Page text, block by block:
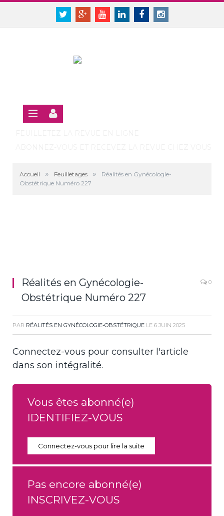
Panneau de gestion des cookies
TwitterGoogle+YoutubeLinkedinFacebookInstagram
SE CONNECTER
Accueil » Feuilletages »
Réalités en Gynécologie-
Obstétrique Numéro 227
Réalités en Gynécologie-
Obstétrique Numéro 227
0
PAR RÉALITÉS EN GYNÉCOLOGIE-OBSTÉTRIQUE LE 6 JUIN 2025
Connectez-vous pour consulter l'article
dans son intégralité.
Vous êtes abonné(e)
IDENTIFIEZ-VOUS
Connectez-vous pour lire la suite
Pas encore abonné(e)
INSCRIVEZ-VOUS